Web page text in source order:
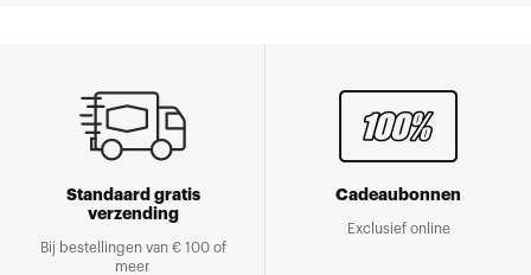
Standaard gratis
verzending
Bij bestellingen van € 100 of
meer
Cadeaubonnen
Exclusief online